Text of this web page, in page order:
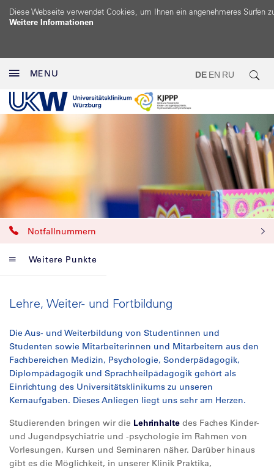
Diese Webseite verwendet Cookies, um Ihnen ein angenehmeres Surfen
Weitere Informationen
MENU DE EN RU
Notfallnummern
Weitere Punkte
Lehre, Weiter- und Fortbildung
Die Aus- und Weiterbildung von Studentinnen und
Studenten sowie Mitarbeiterinnen und Mitarbeitern aus den
Fachbereichen Medizin, Psychologie, Sonderpädagogik,
Diplompädagogik und Sprachheilpädagogik gehört als
Einrichtung des Universitätsklinikums zu unseren
Kernaufgaben. Dieses Anliegen liegt uns sehr am Herzen.
Studierenden bringen wir die Lehrinhalte des Faches Kinder-
und Jugendpsychiatrie und -psychologie im Rahmen von
Vorlesungen, Kursen und Seminaren näher. Darüber hinaus
gibt es die Möglichkeit, in unserer Klinik Praktika,